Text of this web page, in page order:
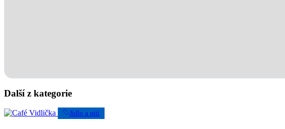
Další z kategorie
Jídlo a pití